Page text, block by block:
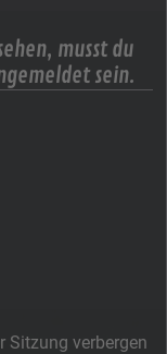
musst du
sein.
Sitzung verbergen